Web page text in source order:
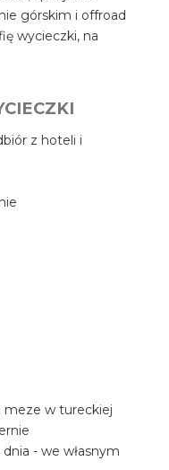
górskim i offroad
wycieczki, na
z hoteli i
meze w tureckiej
- we własnym